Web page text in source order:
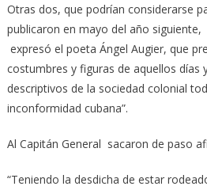
Otras dos, que podrían considerarse
publicaron en mayo del año
expresó el poeta Ángel Augier, que
costumbres y figuras de aquellos días
descriptivos de la sociedad colonial
inconformidad cubana”.
Al Capitán General sacaron de paso
“Teniendo la desdicha de estar